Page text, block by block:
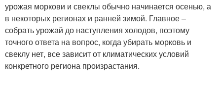
урожая моркови и свеклы обычно начинается осенью, а
в некоторых регионах и ранней зимой. Главное –
собрать урожай до наступления холодов, поэтому
точного ответа на вопрос, когда убирать морковь и
свеклу нет, все зависит от климатических условий
конкретного региона произрастания.